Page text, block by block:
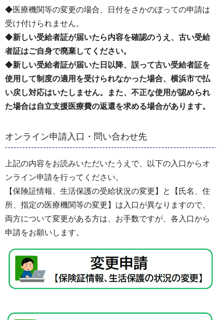
◆医療機関等の変更の場合、日付をさかのぼっての申請は
受け付けられません。
◆新しい受給者証が届いたら内容を確認のうえ、古い受給
者証はご自身で廃棄してください。
◆新しい受給者証が届いた日以降、誤って古い受給者証を
使用して制度の適用を受けられなかった場合、横浜市で払
い戻し対応はいたしません。また、不正な使用が認められ
た場合は自立支援医療費の返還を求める場合があります。
オンライン申請入口・問い合わせ先
上記の内容をお読みいただいたうえで、以下の入口からオ
ンライン申請を行ってください。
【保険証情報、生活保護の受給状況の変更】と【氏名、住
所、指定の医療機関等の変更】は入口が異なりますので、
両方について変更がある方は、お手数ですが、各入口から
申請をお願いします。